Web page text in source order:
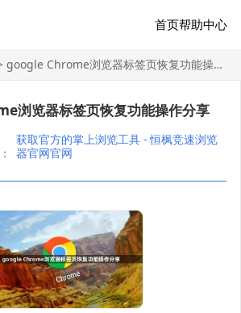
首页帮助中心
Chrome浏览器标签页恢复功能操作分享
浏览器标签页恢复功能操作分享
获取官方的掌上浏览工具 - 恒枫竞速浏览
器官网官网